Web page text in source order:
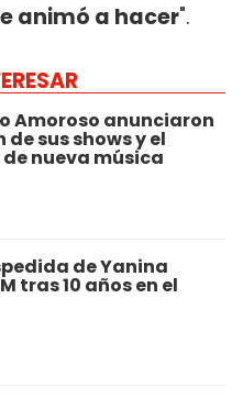
animó a hacer".
Amoroso anunciaron
sus shows y el
nueva música
de Yanina
tras 10 años en el